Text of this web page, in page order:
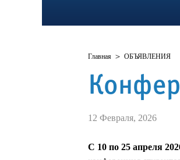
Главная > ОБЪЯВЛЕНИЯ
12 Февраля, 2026
С 10 по 25 апреля